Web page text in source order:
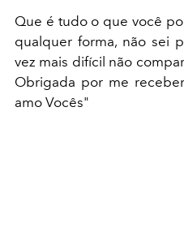
Que é tudo o que você
qualquer forma, não sei
vez mais difícil não
Obrigada por me
amo Vocês"